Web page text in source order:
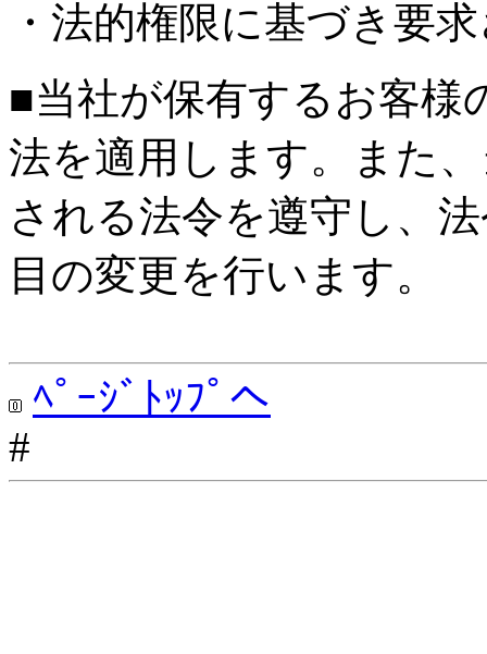
・法的権限に基づき要
■当社が保有するお客様
法を適用します。また
される法令を遵守し、
目の変更を行います。
ﾍﾟｰｼﾞﾄｯﾌﾟへ
#